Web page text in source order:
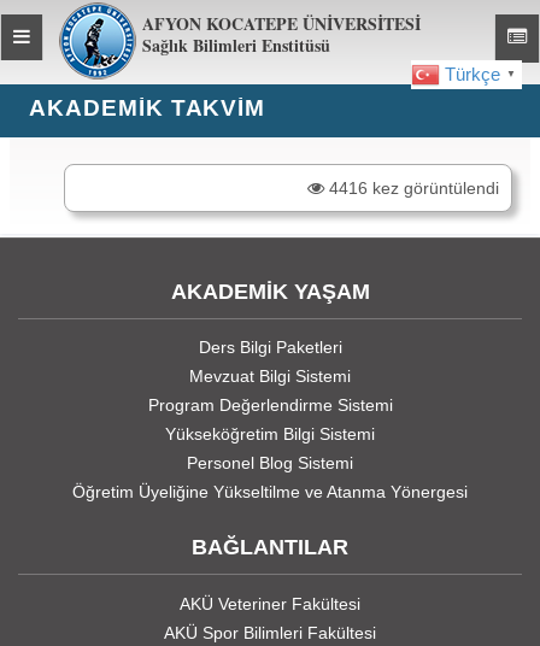
AFYON KOCATEPE ÜNİVERSİTESİ
Sağlık Bilimleri Enstitüsü
Toggle
global
navigation
Türkçe ▼
AKADEMIK TAKVIM
4416 kez görüntülendi
AKADEMİK YAŞAM
Ders Bilgi Paketleri
Mevzuat Bilgi Sistemi
Program Değerlendirme Sistemi
Yükseköğretim Bilgi Sistemi
Personel Blog Sistemi
Öğretim Üyeliğine Yükseltilme ve Atanma Yönergesi
BAĞLANTILAR
AKÜ Veteriner Fakültesi
AKÜ Spor Bilimleri Fakültesi